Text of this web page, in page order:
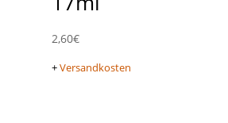
2,60€
+Versandkosten